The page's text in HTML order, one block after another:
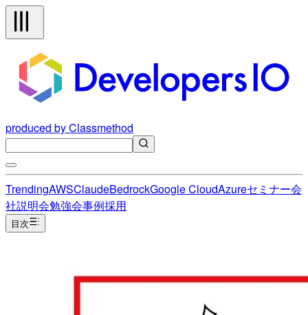
produced by Classmethod
TrendingAWSClaudeBedrockGoogle CloudAzureセミナー会
社説明会勉強会事例採用
目次